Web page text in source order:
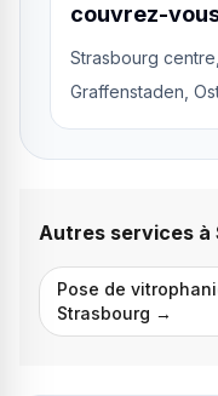
couvrez-
Strasbourg
Graffenstaden,
Autres services à
Pose de
Strasbourg →